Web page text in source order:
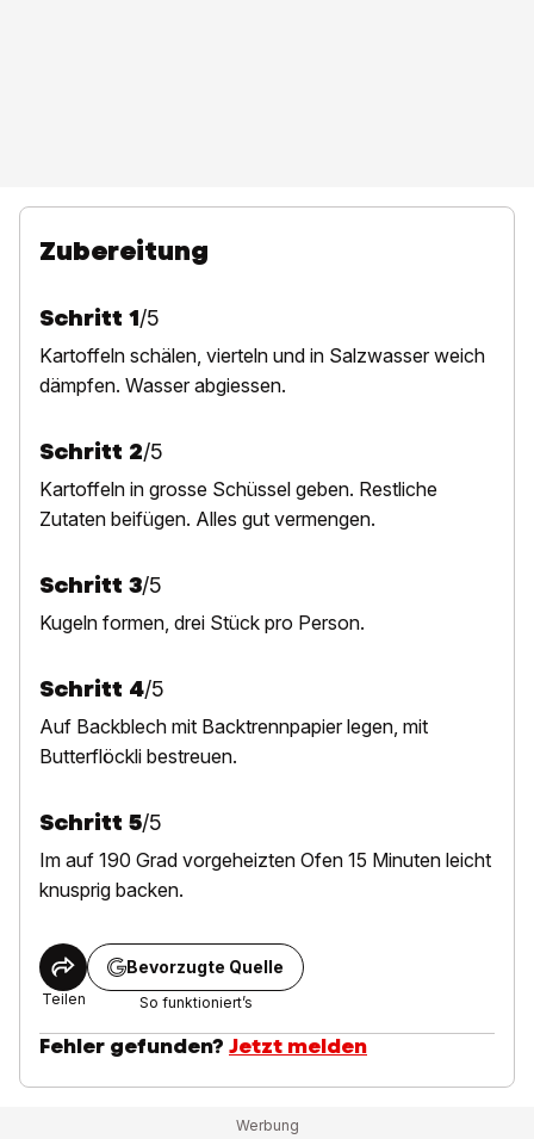
Zubereitung
Schritt 1/5
Kartoffeln schälen, vierteln und in Salzwasser weich
dämpfen. Wasser abgiessen.
Schritt 2/5
Kartoffeln in grosse Schüssel geben. Restliche
Zutaten beifügen. Alles gut vermengen.
Schritt 3/5
Kugeln formen, drei Stück pro Person.
Schritt 4/5
Auf Backblech mit Backtrennpapier legen, mit
Butterflöckli bestreuen.
Schritt 5/5
Im auf 190 Grad vorgeheizten Ofen 15 Minuten leicht
knusprig backen.
Teilen
Bevorzugte Quelle
So funktioniert’s
Fehler gefunden? Jetzt melden